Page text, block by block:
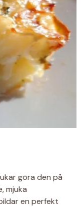
göra den på
mjuka
en perfekt